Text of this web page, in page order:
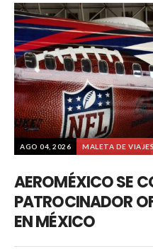
AGO 04, 2026 MALETA DE VIAJES
AEROMÉXICO SE
PATROCINADOR
EN MÉXICO